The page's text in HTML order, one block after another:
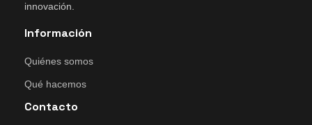
innovación.
Información
Quiénes somos
Qué hacemos
Contacto